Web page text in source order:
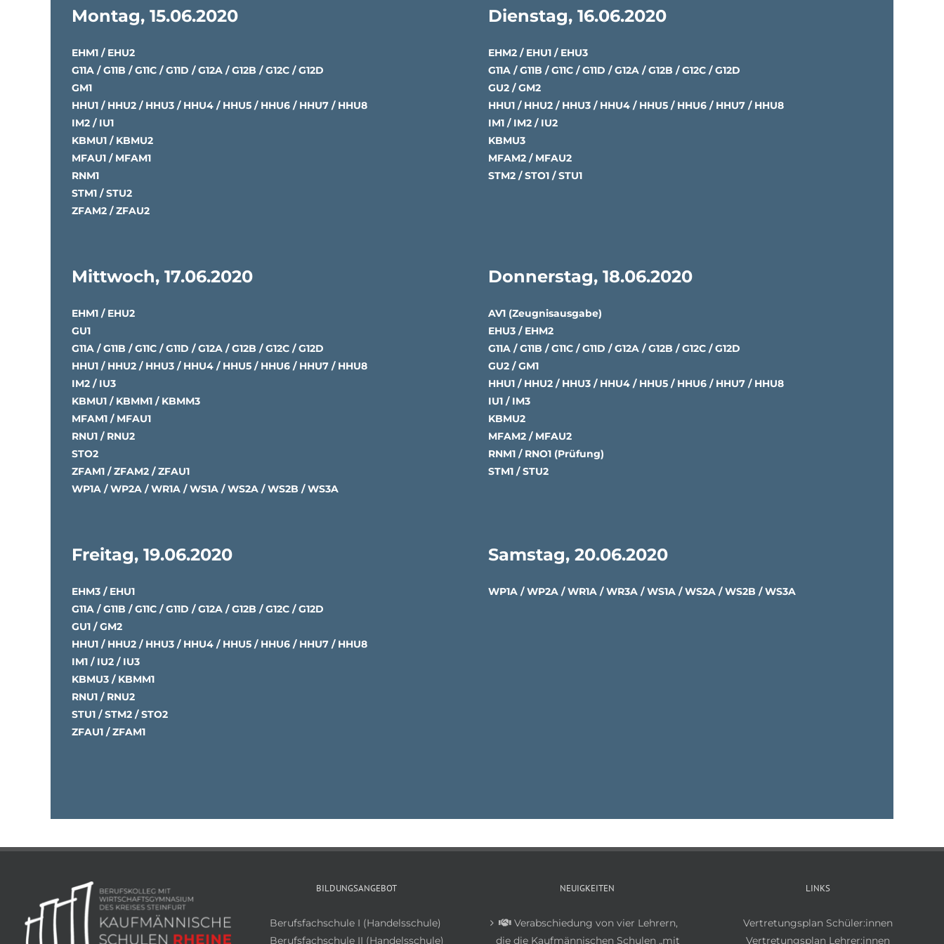
Montag, 15.06.2020
EHM1 / EHU2
G11A / G11B / G11C / G11D / G12A / G12B / G12C / G12D
GM1
HHU1 / HHU2 / HHU3 / HHU4 / HHU5 / HHU6 / HHU7 / HHU8
IM2 / IU1
KBMU1 / KBMU2
MFAU1 / MFAM1
RNM1
STM1 / STU2
ZFAM2 / ZFAU2
Dienstag, 16.06.2020
EHM2 / EHU1 / EHU3
G11A / G11B / G11C / G11D / G12A / G12B / G12C / G12D
GU2 / GM2
HHU1 / HHU2 / HHU3 / HHU4 / HHU5 / HHU6 / HHU7 / HHU8
IM1 / IM2 / IU2
KBMU3
MFAM2 / MFAU2
STM2 / STO1 / STU1
Mittwoch, 17.06.2020
EHM1 / EHU2
GU1
G11A / G11B / G11C / G11D / G12A / G12B / G12C / G12D
HHU1 / HHU2 / HHU3 / HHU4 / HHU5 / HHU6 / HHU7 / HHU8
IM2 / IU3
KBMU1 / KBMM1 / KBMM3
MFAM1 / MFAU1
RNU1 / RNU2
STO2
ZFAM1 / ZFAM2 / ZFAU1
WP1A / WP2A / WR1A / WS1A / WS2A / WS2B / WS3A
Donnerstag, 18.06.2020
AV1 (Zeugnisausgabe)
EHU3 / EHM2
G11A / G11B / G11C / G11D / G12A / G12B / G12C / G12D
GU2 / GM1
HHU1 / HHU2 / HHU3 / HHU4 / HHU5 / HHU6 / HHU7 / HHU8
IU1 / IM3
KBMU2
MFAM2 / MFAU2
RNM1 / RNO1 (Prüfung)
STM1 / STU2
Freitag, 19.06.2020
EHM3 / EHU1
G11A / G11B / G11C / G11D / G12A / G12B / G12C / G12D
GU1 / GM2
HHU1 / HHU2 / HHU3 / HHU4 / HHU5 / HHU6 / HHU7 / HHU8
IM1 / IU2 / IU3
KBMU3 / KBMM1
RNU1 / RNU2
STU1 / STM2 / STO2
ZFAU1 / ZFAM1
Samstag, 20.06.2020
WP1A / WP2A / WR1A / WR3A / WS1A / WS2A / WS2B / WS3A
BILDUNGSANGEBOT
Berufsfachschule I (Handelsschule)
Berufsfachschule II (Handelsschule)
NEUIGKEITEN
Verabschiedung von vier Lehrern,
die die Kaufmännischen Schulen „mit
LINKS
Vertretungsplan Schüler:innen
Vertretungsplan Lehrer:innen